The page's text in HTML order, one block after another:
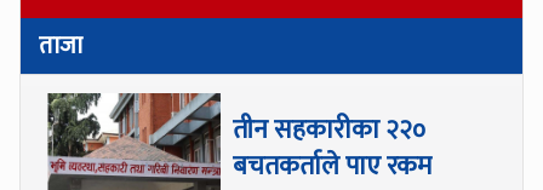
ताजा
तीन सहकारीका २२०
बचतकर्ताले पाए रकम